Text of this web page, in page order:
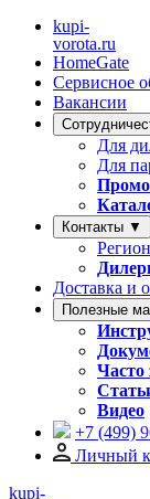
kupi-
vorota.ru
HomeGate
Сервисное
Вакансии
Для
Для
Контакты ▼
Доставка и
Полезные
Часто
Видео
+7 (499)
Личный
kupi-